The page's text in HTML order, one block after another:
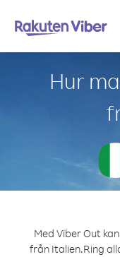
Hur
Med Viber Out
från Italien.Ring